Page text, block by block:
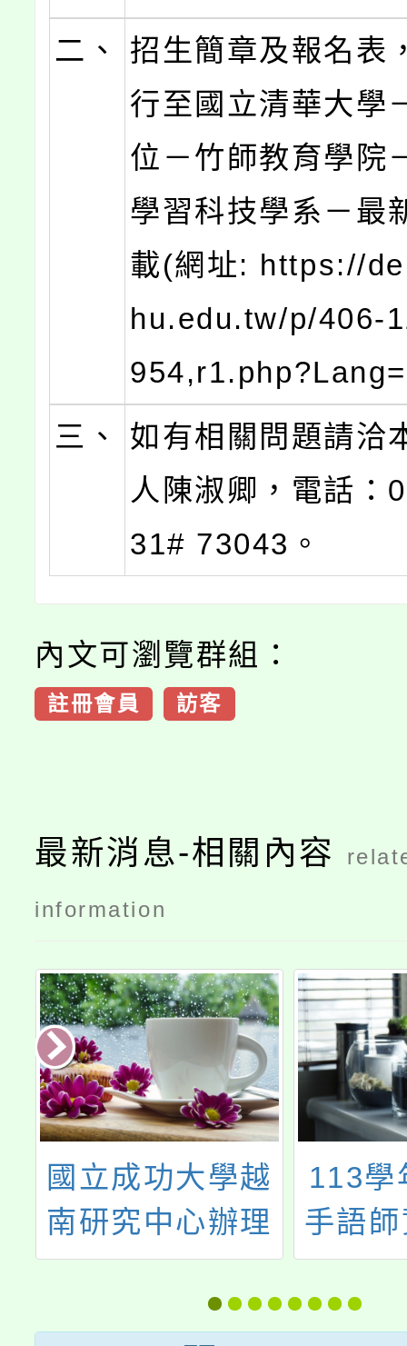
二、
招生簡章及報名表
行至國立清華大學
位－竹師教育學院
學習科技學系－最
載(網址: https://
hu.edu.tw/p/406-
三、
如有相關問題請洽
人陳淑卿，電話：
31# 73043。
內文可瀏覽群組：
註冊會員 訪客
最新消息-相關內容
information
113學年度臺灣
手語師資認證培
訓計畫
從林
教育
木藝
暨教